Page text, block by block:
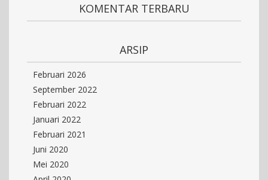
KOMENTAR TERBARU
ARSIP
Februari 2026
September 2022
Februari 2022
Januari 2022
Februari 2021
Juni 2020
Mei 2020